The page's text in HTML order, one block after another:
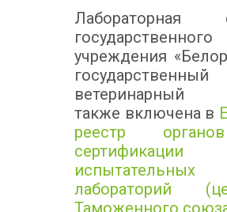
Лабораторная
государственного
учреждения
государственный
ветеринарный
также включена в
реестр
испытательных
лабораторий
Таможенного